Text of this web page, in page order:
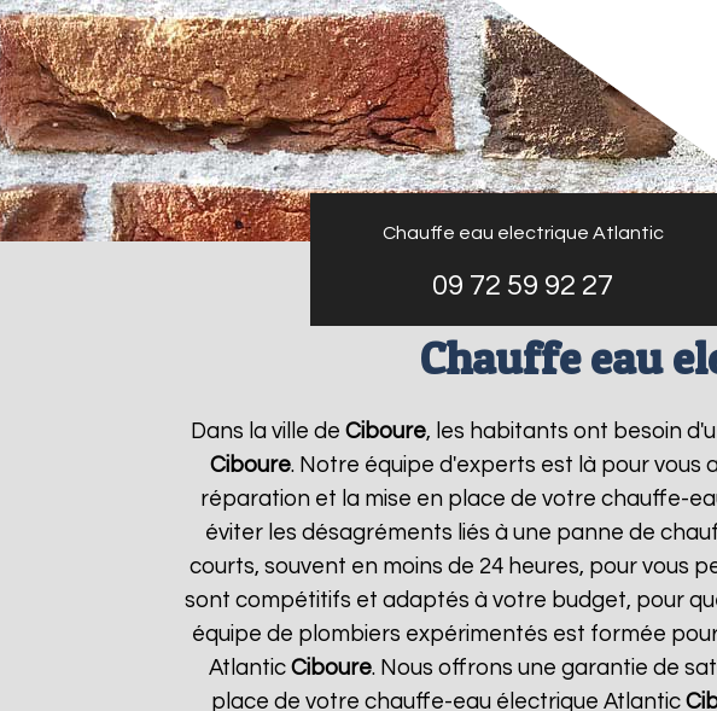
Chauffe eau electrique Atlantic
09 72 59 92 27
Chauffe eau
Dans la ville de Ciboure, les habitants ont besoin
Ciboure. Notre équipe d'experts est là pour
réparation et la mise en place de votre chauffe-
éviter les désagréments liés à une panne de
courts, souvent en moins de 24 heures, pour
sont compétitifs et adaptés à votre budget, pour
équipe de plombiers expérimentés est formée
Atlantic Ciboure. Nous offrons une garantie de
place de votre chauffe-eau électrique Atlantic